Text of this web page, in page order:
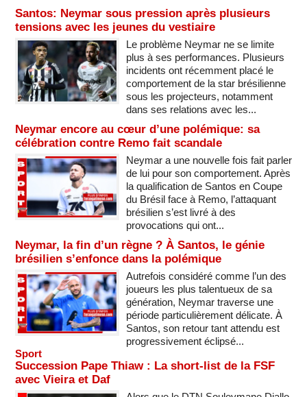
Santos: Neymar sous pression après plusieurs
tensions avec les jeunes du vestiaire
Le problème Neymar ne se limite
plus à ses performances. Plusieurs
incidents ont récemment placé le
comportement de la star brésilienne
sous les projecteurs, notamment
dans ses relations avec les...
Neymar encore au cœur d’une polémique: sa
célébration contre Remo fait scandale
Neymar a une nouvelle fois fait parler
de lui pour son comportement. Après
la qualification de Santos en Coupe
du Brésil face à Remo, l’attaquant
brésilien s’est livré à des
provocations qui ont...
Neymar, la fin d’un règne ? À Santos, le génie
brésilien s’enfonce dans la polémique
Autrefois considéré comme l’un des
joueurs les plus talentueux de sa
génération, Neymar traverse une
période particulièrement délicate. À
Santos, son retour tant attendu est
progressivement éclipsé...
Sport
Succession Pape Thiaw : La short-list de la FSF
avec Vieira et Daf